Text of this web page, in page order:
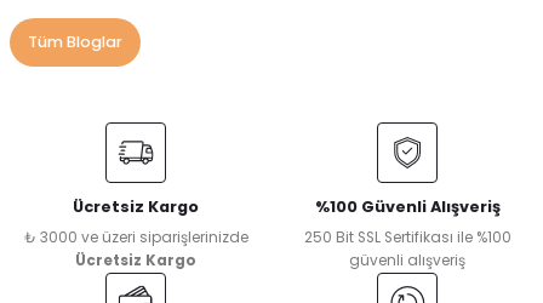
Tüm Bloglar
Ücretsiz Kargo
₺ 3000 ve üzeri siparişlerinizde
Ücretsiz Kargo
%100 Güvenli Alışveriş
250 Bit SSL Sertifikası ile %100
güvenli alışveriş